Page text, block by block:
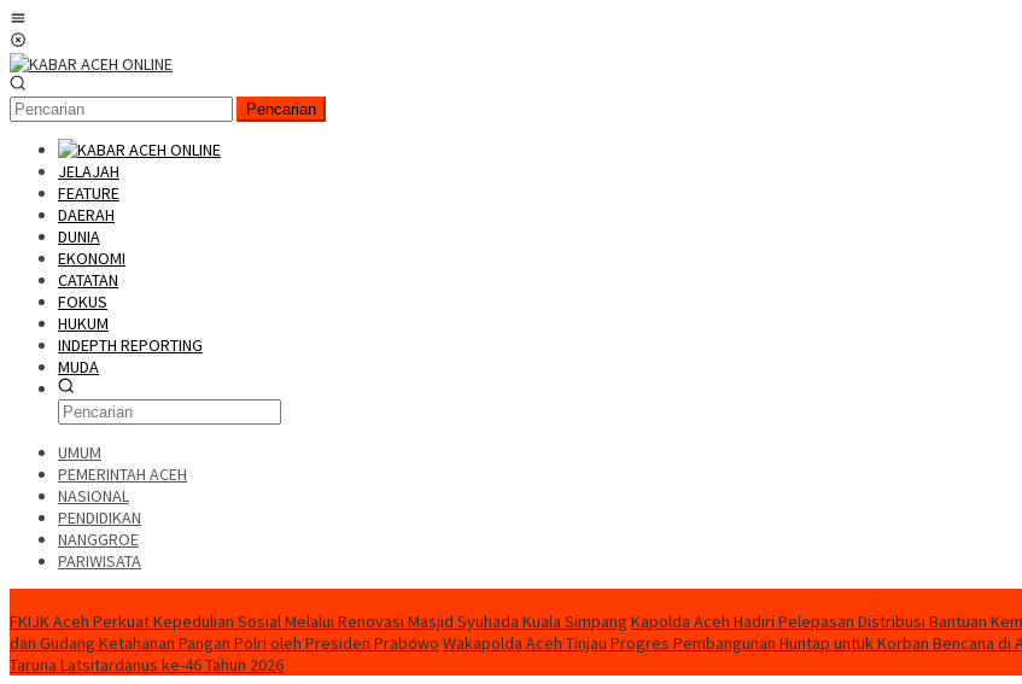
Pencarian
JELAJAH
FEATURE
DAERAH
DUNIA
EKONOMI
CATATAN
FOKUS
HUKUM
INDEPTH REPORTING
MUDA
UMUM
PEMERINTAH ACEH
NASIONAL
PENDIDIKAN
NANGGROE
PARIWISATA
FKIJK Aceh Perkuat Kepedulian Sosial Melalui Renovasi Masjid Syuhada Kuala Simpang Kapolda Aceh Hadiri Pelepasan Distribusi Bantuan
dan Gudang Ketahanan Pangan Polri oleh Presiden Prabowo Wakapolda Aceh Tinjau Progres Pembangunan Huntap untuk Korban Bencana di
Taruna Latsitardanus ke-46 Tahun 2026